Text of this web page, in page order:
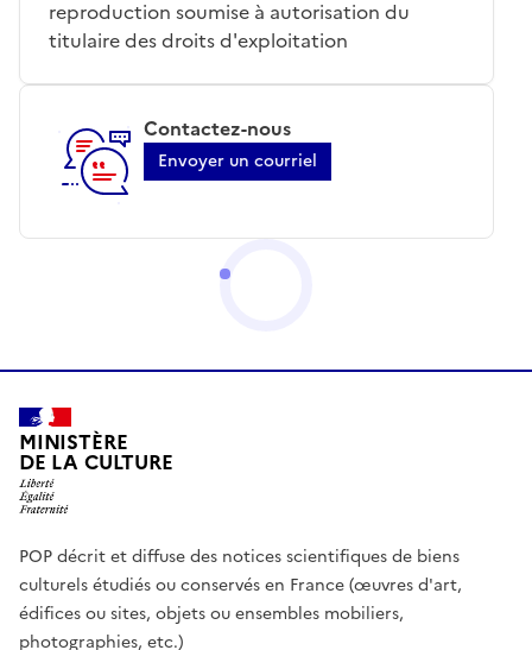
reproduction soumise à autorisation du
titulaire des droits d'exploitation
Contactez-nous
Envoyer un courriel
MINISTÈRE
DE LA CULTURE
POP décrit et diffuse des notices scientifiques de biens
culturels étudiés ou conservés en France (œuvres d'art,
édifices ou sites, objets ou ensembles mobiliers,
photographies, etc.)